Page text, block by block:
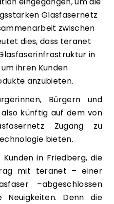
Glasfasernetz
zwischen
dies, dass teranet
in
ihren Kunden
anzubieten.
Bürgern und
künftig auf dem von
Zugang zu
bieten.
in Friedberg, die
mit teranet – einer
–abgeschlossen
Denn die